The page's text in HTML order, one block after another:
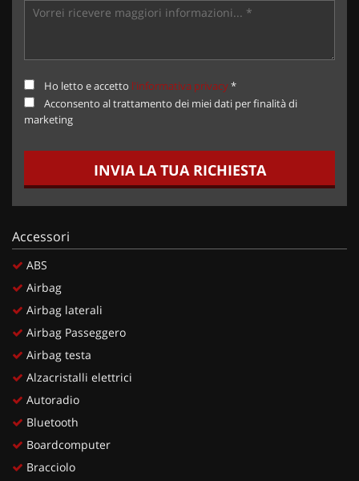
Ho letto e accetto l'informativa privacy*
Acconsento al trattamento dei miei dati per finalità di
marketing
INVIA LA TUA RICHIESTA
Accessori
ABS
Airbag
Airbag laterali
Airbag Passeggero
Airbag testa
Alzacristalli elettrici
Autoradio
Bluetooth
Boardcomputer
Bracciolo